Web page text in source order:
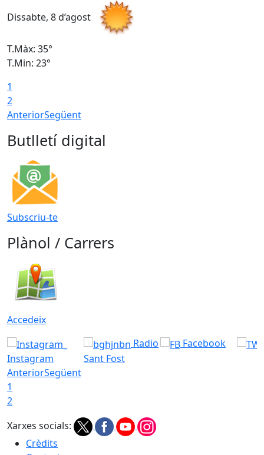
Dissabte, 8 d’agost
T.Màx: 35°
T.Min: 23°
1
2
AnteriorSegüent
Butlletí digital
Subscriu-te
Plànol / Carrers
Accedeix
Instagram
Radio
Sant Fost
Facebook
AnteriorSegüent
1
2
Xarxes socials:
Crèdits